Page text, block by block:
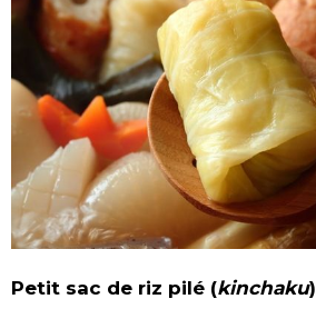
Petit sac de riz pilé (kinchaku)